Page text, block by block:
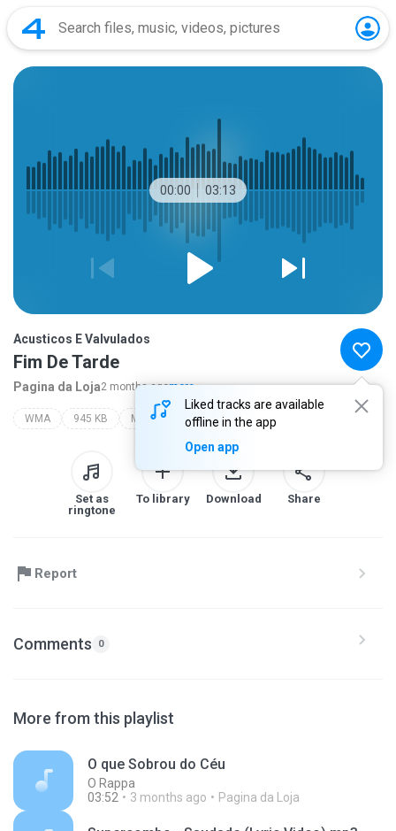
00:00 03:13
Liked tracks are available
offline in the app
Open app
Acusticos E Valvulados
Fim De Tarde
Pagina da Loja2 months agomore...
WMA 945 KB MPB acusticos e valvulados
Set as
ringtone
To library Download Share
Report
Comments 0
More from this playlist
O que Sobrou do Céu
O Rappa
03:52
3 months ago Pagina da Loja